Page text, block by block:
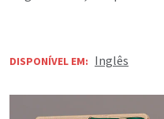
DISPONÍVEL EM: Inglês